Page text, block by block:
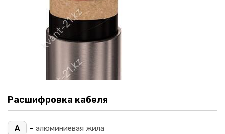
Расшифровка кабеля
А - алюминиевая жила